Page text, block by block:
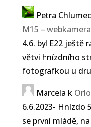
Petra
M15 – webkamera
4.6. byl E22 ještě
větvi hnízdního
fotografkou u
Marcela k
6.6.2023- Hnízdo
se první mládě,